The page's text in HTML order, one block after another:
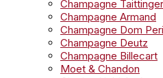
Champagne Taittinger
Champagne Armand
Champagne Dom
Champagne Deutz
Champagne Billecart
Moet & Chandon